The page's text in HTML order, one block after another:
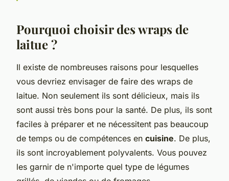
Pourquoi choisir des wraps de
laitue ?
Il existe de nombreuses raisons pour lesquelles
vous devriez envisager de faire des wraps de
laitue. Non seulement ils sont délicieux, mais ils
sont aussi très bons pour la santé. De plus, ils sont
faciles à préparer et ne nécessitent pas beaucoup
de temps ou de compétences en cuisine. De plus,
ils sont incroyablement polyvalents. Vous pouvez
les garnir de n'importe quel type de légumes